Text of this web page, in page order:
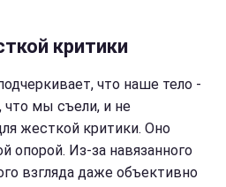
критики
что наше тело -
что мы съели, и не
жесткой критики. Оно
опорой. Из-за навязанного
взгляда даже объективно